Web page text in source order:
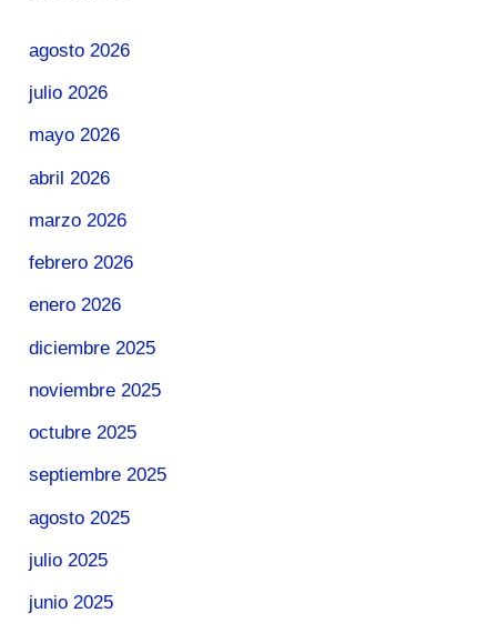
agosto 2026
julio 2026
mayo 2026
abril 2026
marzo 2026
febrero 2026
enero 2026
diciembre 2025
noviembre 2025
octubre 2025
septiembre 2025
agosto 2025
julio 2025
junio 2025